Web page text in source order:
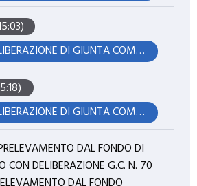
RATIFICA DELIBERAZIONE DI GIUNTA COMUNALE N°. 69 IN DATA 19.05.2026, AVENTE AD OGGETTO: VARIAZIONE IN VIA D'URGENZA AL BILANCIO DI PREVISIONE 2026/2028, DI COMPETENZA E DI CASSA, AI SENSI DELL'ART. 175, C.4, DEL TUEL (NR. 7). APPLICAZIONE AVANZO ACCANTONATO 2025. VARIAZIONE AL DUP 2026/2028.
RATIFICA DELIBERAZIONE DI GIUNTA COMUNALE N°. 69 IN DATA 19.05.2026, AVENTE AD OGGETTO: VARIAZIONE IN VIA D'URGENZA AL BILANCIO DI PREVISIONE 2026/2028, DI COMPETENZA E DI CASSA, AI SENSI DELL'ART. 175, C.4, DEL TUEL (NR. 7). APPLICAZIONE AVANZO ACCANTONATO 2025. VARIAZIONE AL DUP 2026/2028.
DAL FONDO DI
CON DELIBERAZIONE G.C. N. 70